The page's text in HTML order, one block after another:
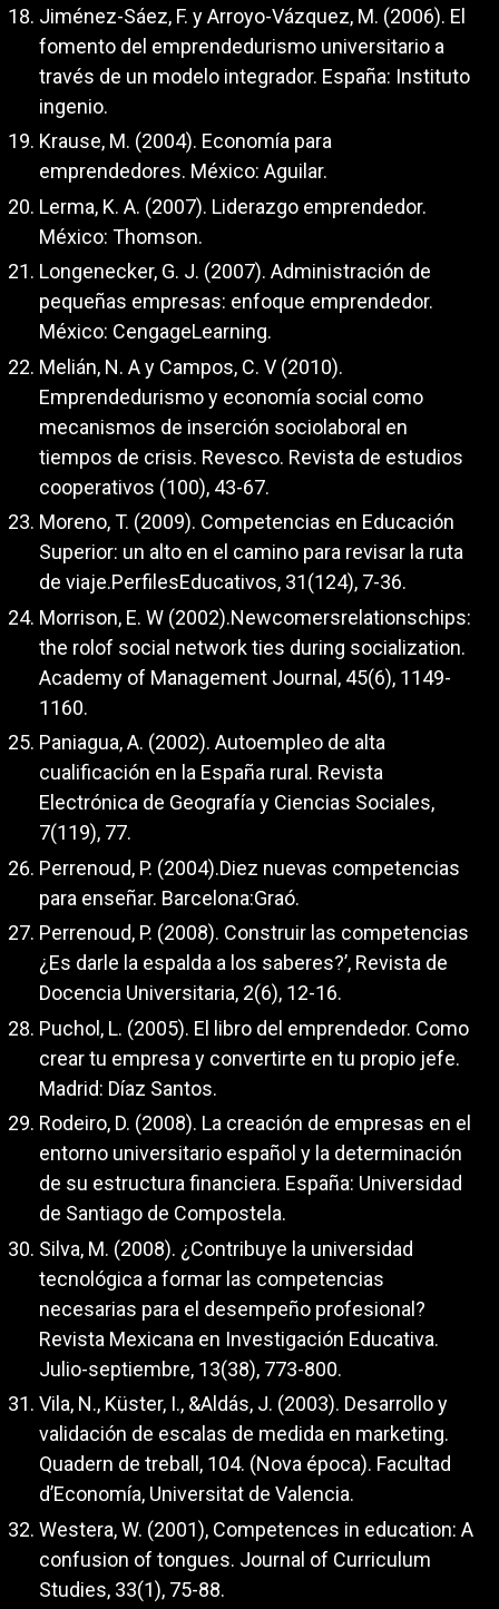
Jiménez-Sáez, F. y Arroyo-Vázquez, M. (2006). El
fomento del emprendedurismo universitario a
través de un modelo integrador. España: Instituto
ingenio.
Krause, M. (2004). Economía para
emprendedores. México: Aguilar.
Lerma, K. A. (2007). Liderazgo emprendedor.
México: Thomson.
Longenecker, G. J. (2007). Administración de
pequeñas empresas: enfoque emprendedor.
México: CengageLearning.
Melián, N. A y Campos, C. V (2010).
Emprendedurismo y economía social como
mecanismos de inserción sociolaboral en
tiempos de crisis. Revesco. Revista de estudios
cooperativos (100), 43-67.
Moreno, T. (2009). Competencias en Educación
Superior: un alto en el camino para revisar la ruta
de viaje.PerfilesEducativos, 31(124), 7-36.
Morrison, E. W (2002).Newcomersrelationschips:
the rolof social network ties during socialization.
Academy of Management Journal, 45(6), 1149-
1160.
Paniagua, A. (2002). Autoempleo de alta
cualificación en la España rural. Revista
Electrónica de Geografía y Ciencias Sociales,
7(119), 77.
Perrenoud, P. (2004).Diez nuevas competencias
para enseñar. Barcelona:Graó.
Perrenoud, P. (2008). Construir las competencias
¿Es darle la espalda a los saberes?’, Revista de
Docencia Universitaria, 2(6), 12-16.
Puchol, L. (2005). El libro del emprendedor. Como
crear tu empresa y convertirte en tu propio jefe.
Madrid: Díaz Santos.
Rodeiro, D. (2008). La creación de empresas en el
entorno universitario español y la determinación
de su estructura financiera. España: Universidad
de Santiago de Compostela.
Silva, M. (2008). ¿Contribuye la universidad
tecnológica a formar las competencias
necesarias para el desempeño profesional?
Revista Mexicana en Investigación Educativa.
Julio-septiembre, 13(38), 773-800.
Vila, N., Küster, I., &Aldás, J. (2003). Desarrollo y
validación de escalas de medida en marketing.
Quadern de treball, 104. (Nova época). Facultad
d’Economía, Universitat de Valencia.
Westera, W. (2001), Competences in education: A
confusion of tongues. Journal of Curriculum
Studies, 33(1), 75-88.